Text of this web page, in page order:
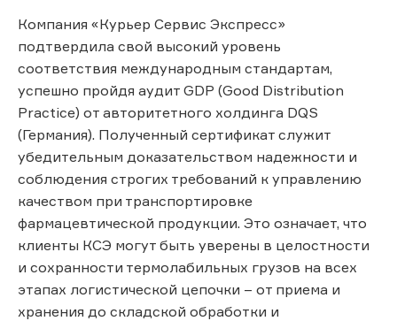
Компания «Курьер Сервис Экспресс»
подтвердила свой высокий уровень
соответствия международным стандартам,
успешно пройдя аудит GDP (Good Distribution
Practice) от авторитетного холдинга DQS
(Германия). Полученный сертификат служит
убедительным доказательством надежности и
соблюдения строгих требований к управлению
качеством при транспортировке
фармацевтической продукции. Это означает, что
клиенты КСЭ могут быть уверены в целостности
и сохранности термолабильных грузов на всех
этапах логистической цепочки – от приема и
хранения до складской обработки и